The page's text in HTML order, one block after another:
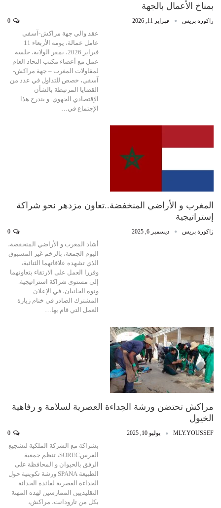
بمناخ الأعمال بالجهة
زاكورة بريس فبراير 11, 2026
عقد والي جهة مراكش-آسفي
عامل عمالة، يومه الأربعاء 11
فبراير 2026، بمقر الولاية، جلسة
عمل مع أعضاء مكتب التحاد العام
لمقاولات المغرب – جهة مراكش-
آسفي، خصص للتداول في عدد من
القضايا المرتبطة بالشأن
الإقتصادي الجهوي. و يندرج هذا
الإجتماع في…
المغرب و الأراضي المنخفضة..تعاون مزدهر نحو شراكة
إستراتيجية
زاكورة بريس ديسمبر 6, 2025
أشاد المغرب و الأراضي المنخفضة،
اليوم الجمعة، بالزخم غير المسبوق
الذي تشهده علاقاتهما الثنائية،
وقررا العمل على الارتقاء بتعاونهما
إلى مستوى شراكة استراتيجية.
ونوه الجانبان، في الإعلان
المشترك الصادر في ختام زيارة
العمل التي قام بها…
مراكش تحتضن ورشة الحِداءة العصرية لسلامة و رفاهية
الخيول
MLY.YOUSSEF يوليو 10, 2025
بشراكة مع الشركة الملكية لتشجيع
الفرسSOREC، تنظم جمعية
الرفق بالحيوان و المحافظة على
الطبيعة SPANA ورشة تكوينية حول
الحداءة العصرية لفائدة الحدائة
التقليديين الممارسين لهذه المهنة
بكل من تارودانت، مراكش،